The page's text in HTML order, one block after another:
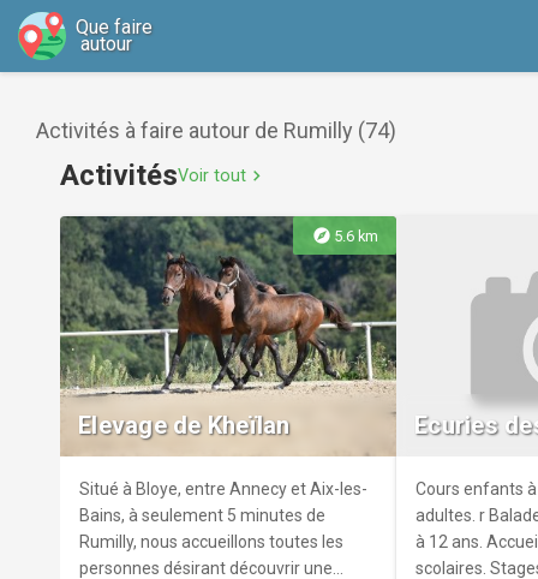
Que faire
autour
Activités à faire autour de Rumilly (74)
ActivitésVoir tout chevron_right
explore 5.6 km
Elevage de Kheïlan
Situé à Bloye, entre Annecy et Aix-les-
Bains, à seulement 5 minutes de
Rumilly, nous accueillons toutes les
personnes désirant découvrir une
Ecuries
Cours enfants
adultes. r
à 12 ans.
scolaires.